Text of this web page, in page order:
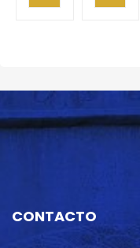
CARRITO
CARRITO
CONTACTO